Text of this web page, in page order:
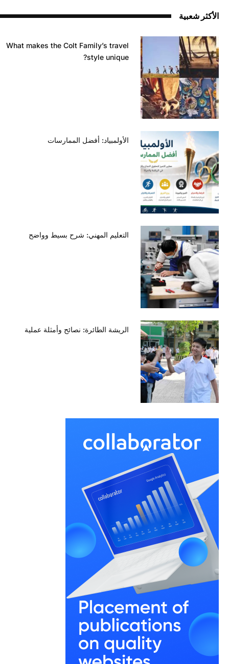
الأكثر شعبية
What makes the Colt Family’s travel
style unique?
الأولمبياد: أفضل الممارسات
التعليم المهني: شرح بسيط وواضح
الريشة الطائرة: نصائح وأمثلة عملية